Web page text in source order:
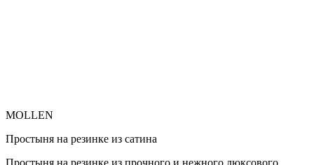
MOLLEN
Простыня на резинке из сатина
Простыня на резинке из прочного и нежного люксового